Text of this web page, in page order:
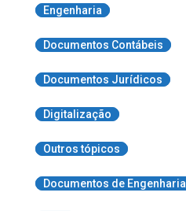
Engenharia
Documentos Contábeis
Documentos Jurídicos
Digitalização
Outros tópicos
Documentos de Engenharia